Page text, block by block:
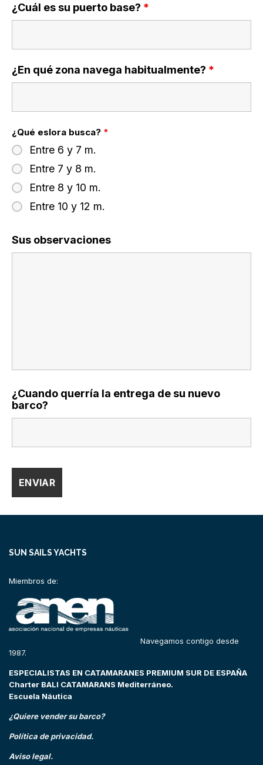
¿Cuál es su puerto base? *
¿En qué zona navega habitualmente? *
¿Qué eslora busca? *
Entre 6 y 7 m.
Entre 7 y 8 m.
Entre 8 y 10 m.
Entre 10 y 12 m.
Sus observaciones
¿Cuando querría la entrega de su nuevo
barco?
SUN SAILS YACHTS
Miembros de:
Navegamos contigo desde
1987.
ESPECIALISTAS EN CATAMARANES PREMIUM SUR DE ESPAÑA
Charter BALI CATAMARANS Mediterráneo.
Escuela Náutica
¿Quiere vender su barco?
Política de privacidad.
Aviso legal.